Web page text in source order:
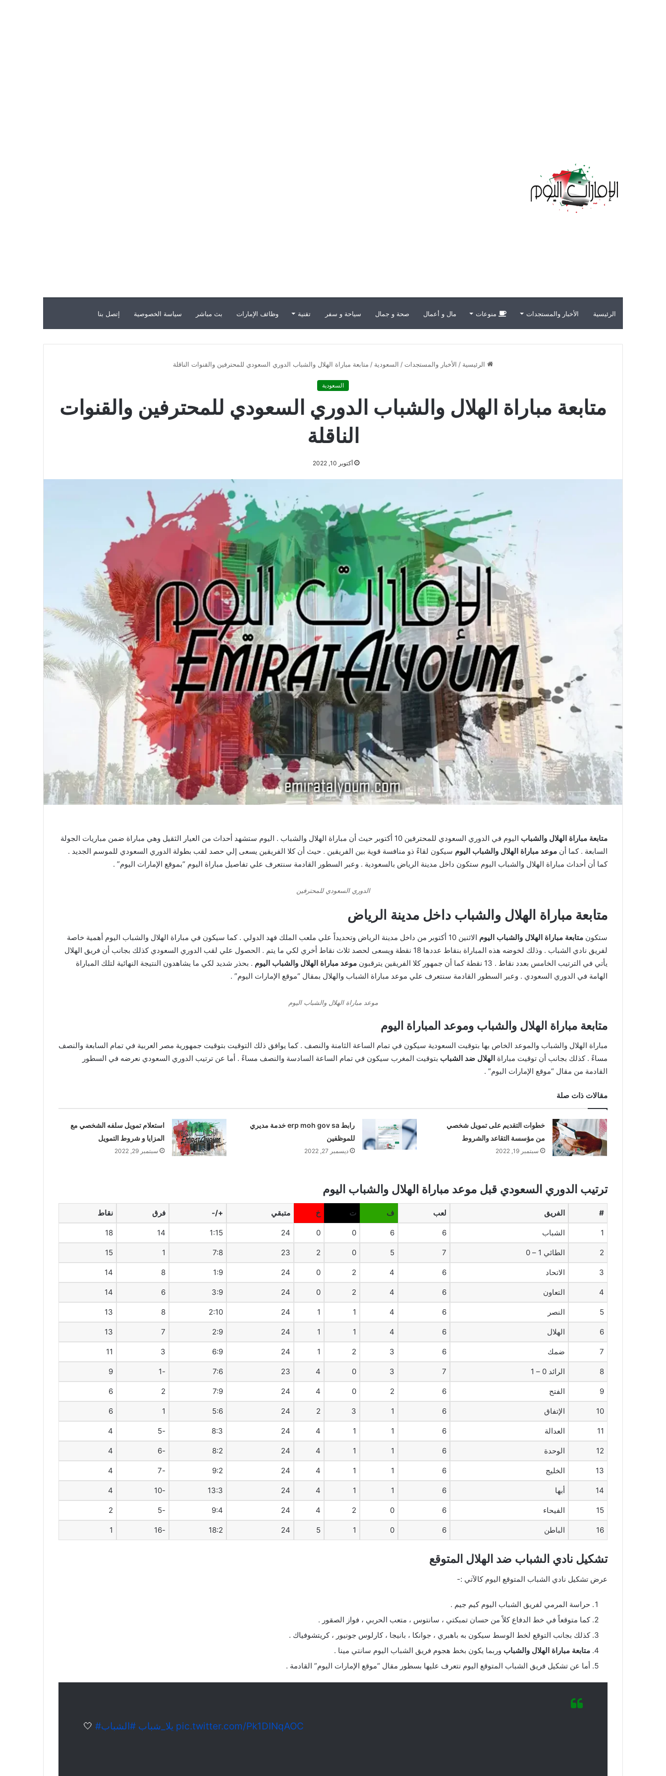
الرئيسية الأخبار والمستجدات منوعات مال و أعمال صحة و جمال سياحة و سفر تقنية وظائف الإمارات بث مباشر سياسة الخصوصية إتصل بنا
الرئيسية / الأخبار والمستجدات / السعودية / متابعة مباراة الهلال والشباب الدوري السعودي للمحترفين والقنوات الناقلة
السعودية
متابعة مباراة الهلال والشباب الدوري السعودي للمحترفين والقنوات
الناقلة
أكتوبر 10, 2022
متابعة مباراة الهلال والشباب
اليوم في الدوري السعودي للمحترفين 10 أكتوبر حيث أن مباراة الهلال والشباب . اليوم ستشهد أحداث من العيار الثقيل وهي مباراة ضمن مباريات الجولة
السابعة . كما أن موعد مباراة الهلال والشباب اليوم سيكون لقاءً ذو منافسة قوية بين الفريقين . حيث أن كلا الفريقين يسعى إلي حصد لقب بطولة الدوري السعودي للموسم الجديد .
كما أن أحداث مباراة الهلال والشباب اليوم ستكون داخل مدينة الرياض بالسعودية . وعبر السطور القادمة سنتعرف علي تفاصيل مباراة اليوم “بموقع الإمارات اليوم” .
الدوري السعودي للمحترفين
متابعة مباراة الهلال والشباب داخل مدينة الرياض
ستكون متابعة مباراة الهلال والشباب اليوم
الاثنين 10 أكتوبر من داخل مدينة الرياض وتحديداً علي ملعب الملك فهد الدولي . كما سيكون في مباراة الهلال والشباب اليوم أهمية خاصة
لفريق نادي الشباب . وذلك لخوضه هذه المباراة بنقاط عددها 18 نقطة ويسعى لحصد ثلاث نقاط أخري لكي ما يتم . الحصول علي لقب الدوري السعودي كذلك بجانب أن فريق الهلال
يأتي في الترتيب الخامس بعدد نقاط . 13 نقطة كما أن جمهور كلا الفريقين يترقبون
موعد مباراة الهلال والشباب اليوم . بحذر شديد لكي ما يشاهدون النتيجة النهائية لتلك المباراة
الهامة في الدوري السعودي . وعبر السطور القادمة سنتعرف علي موعد مباراة الشباب والهلال بمقال “موقع الإمارات اليوم” .
موعد مباراة الهلال والشباب اليوم
متابعة مباراة الهلال والشباب وموعد المباراة اليوم
مباراة الهلال والشباب والموعد الخاص بها بتوقيت السعودية سيكون في تمام الساعة الثامنة والنصف . كما يوافق ذلك التوقيت بتوقيت جمهورية مصر العربية في تمام السابعة والنصف
مساءً . كذلك بجانب أن توقيت مباراة الهلال ضد الشباب بتوقيت المغرب سيكون في تمام الساعة السادسة والنصف مساءً . أما عن ترتيب الدوري السعودي نعرضه في السطور
القادمة من مقال “موقع الإمارات اليوم” .
مقالات ذات صلة
خطوات التقديم على تمويل شخصي
من مؤسسة التقاعد والشروط
سبتمبر 19, 2022
رابط erp moh gov sa خدمة مديري
للموظفين
ديسمبر 27, 2022
استعلام تمويل سلفه الشخصي مع
المزايا و شروط التمويل
سبتمبر 29, 2022
ترتيب الدوري السعودي قبل موعد مباراة الهلال والشباب اليوم
# الفريق لعب ف ت خ متبقي +/- فرق نقاط
1 الشباب 6
6
0
0
24
1:15
14
18
2 الطائي 1 – 0 7
5
0
2
23
7:8
1
15
3 الاتحاد 6
4
2
0
24
1:9
8
14
4 التعاون 6
4
2
0
24
3:9
6
14
5 النصر 6
4
1
1
24
2:10
8
13
6 الهلال 6
4
1
1
24
2:9
7
13
7 ضمك 6
3
2
1
24
6:9
3
11
8 الرائد 0 – 1 7
3
0
4
23
7:6
-1
9
9 الفتح 6
2
0
4
24
7:9
2
6
10 الإتفاق 6
1
3
2
24
5:6
1
6
11 العدالة 6
1
1
4
24
8:3
-5
4
12 الوحدة 6
1
1
4
24
8:2
-6
4
13 الخليج 6
1
1
4
24
9:2
-7
4
14 أبها 6
1
1
4
24
13:3
-10
4
15 الفيحاء 6
0
2
4
24
9:4
-5
2
16 الباطن 6
0
1
5
24
18:2
-16
1
تشكيل نادي الشباب ضد الهلال المتوقع
عرض تشكيل نادي الشباب المتوقع اليوم كالآتي :-
حراسة المرمي لفريق الشباب اليوم كيم جيم .
كما متوقعاً في خط الدفاع كلاً من حسان تمبكتي ، سانتوس ، متعب الحربي ، فواز الصقور .
كذلك بجانب التوقع لخط الوسط سيكون به باهبري ، جوانكا ، بانيجا ، كارلوس جونيور ، كريتشوفياك .
متابعة مباراة الهلال والشباب وربما يكون بخط هجوم فريق الشباب اليوم سانتي مينا .
أما عن تشكيل فريق الشباب المتوقع اليوم نتعرف عليها بسطور مقال “موقع الإمارات اليوم” القادمة .
🤍 #يلا_شباب #الشباب pic.twitter.com/Pk1DINqAOC